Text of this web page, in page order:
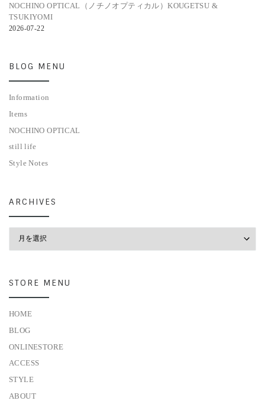
NOCHINO OPTICAL（ノチノオプティカル）KOUGETSU &
TSUKIYOMI
2026-07-22
BLOG MENU
Information
Items
NOCHINO OPTICAL
still life
Style Notes
ARCHIVES
STORE MENU
HOME
BLOG
ONLINESTORE
ACCESS
STYLE
ABOUT